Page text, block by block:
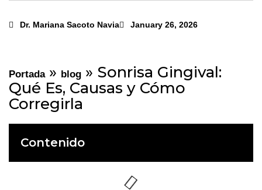
Dr. Mariana Sacoto Navia January 26, 2026
Portada» blog » Sonrisa Gingival:
Qué Es, Causas y Cómo
Corregirla
Contenido